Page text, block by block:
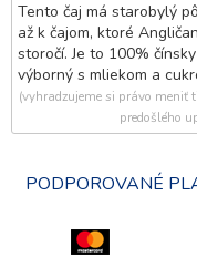
PODPOROVANÉ
Tento čaj má starobylý
až k čajom, ktoré
storočí. Je to 100%
výborný s mliekom a
(vyhradzujeme si právo meniť
predošlého